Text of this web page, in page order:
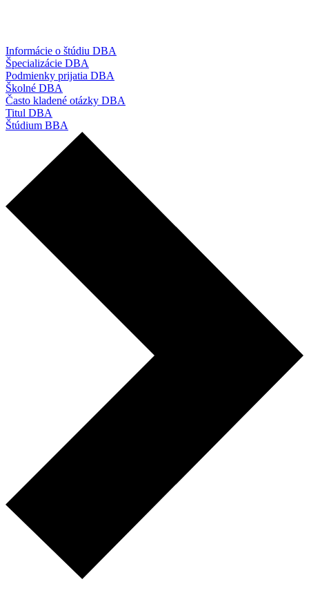
Informácie o štúdiu DBA
Špecializácie DBA
Podmienky prijatia DBA
Školné DBA
Často kladené otázky DBA
Titul DBA
Štúdium BBA